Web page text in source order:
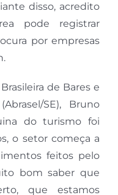
disso, acredito
pode registrar
por empresas
de Bares e
SE), Bruno
do turismo foi
o setor começa a
feitos pelo
bom saber que
que estamos